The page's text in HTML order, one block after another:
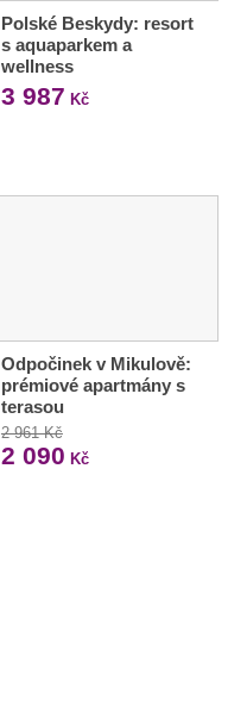
Polské Beskydy: resort
s aquaparkem a
wellness
3 987 Kč
Odpočinek v Mikulově:
prémiové apartmány s
terasou
2 961 Kč
2 090 Kč